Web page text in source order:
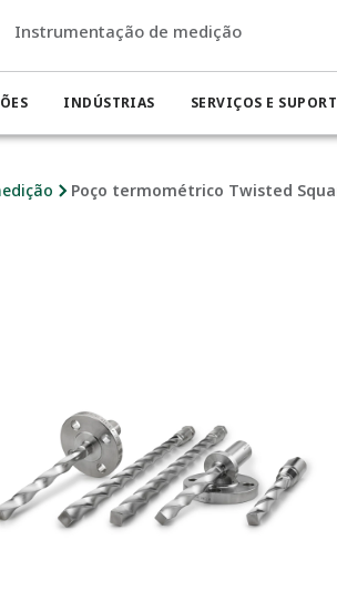
Instrumentação de medição
INDÚSTRIAS SERVIÇOS E
Poço termométrico Twisted